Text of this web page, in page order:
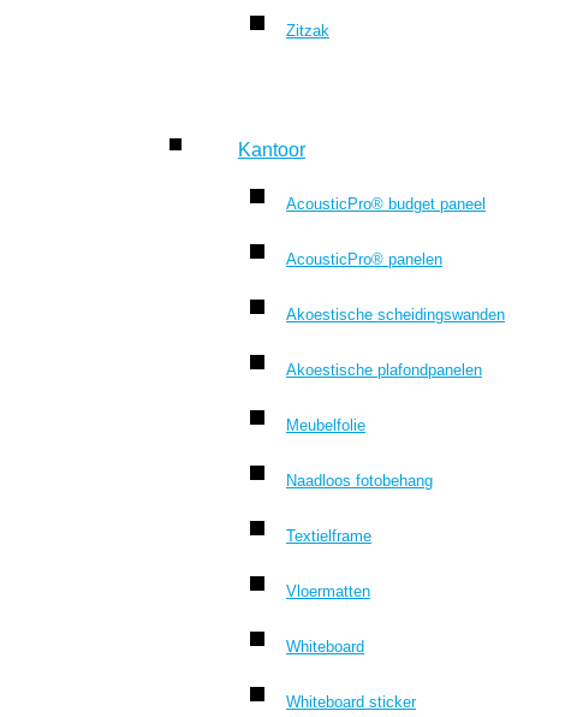
Zitzak
Kantoor
AcousticPro® budget paneel
AcousticPro® panelen
Akoestische scheidingswanden
Akoestische plafondpanelen
Meubelfolie
Naadloos fotobehang
Textielframe
Vloermatten
Whiteboard
Whiteboard sticker